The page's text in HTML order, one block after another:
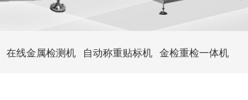
在线金属检测机 自动称重贴标机 金检重检一体机